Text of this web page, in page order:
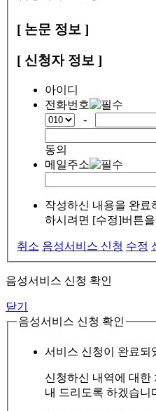
[ 논문 정보 ]
[ 신청자 정보 ]
아이디
전화번호
-
동의
메일주소
작성하신 내용을 완료
하시려면 [수정]버튼
취소 음성서비스 신청 수정
음성서비스 신청 확인
닫기
음성서비스 신청 확인
서비스 신청이 완료되
신청하신 내역에 대한
내 드리도록 하겠습니